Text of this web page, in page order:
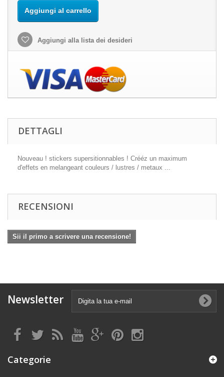
Aggiungi al carrello
Aggiungi alla lista dei desideri
DETTAGLI
Nouveau ! stickers supersitionnables ! Crééz un maximum
d'effets en melangeant couleurs / lustres / metaux ...
RECENSIONI
Sii il primo a scrivere una recensione!
Newsletter
Categorie